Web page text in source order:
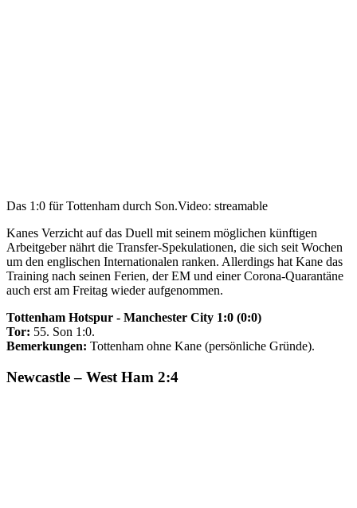
Das 1:0 für Tottenham durch Son.Video: streamable
Kanes Verzicht auf das Duell mit seinem möglichen künftigen
Arbeitgeber nährt die Transfer-Spekulationen, die sich seit Wochen
um den englischen Internationalen ranken. Allerdings hat Kane das
Training nach seinen Ferien, der EM und einer Corona-Quarantäne
auch erst am Freitag wieder aufgenommen.
Tottenham Hotspur - Manchester City 1:0 (0:0)
Tor: 55. Son 1:0.
Bemerkungen: Tottenham ohne Kane (persönliche Gründe).
Newcastle – West Ham 2:4